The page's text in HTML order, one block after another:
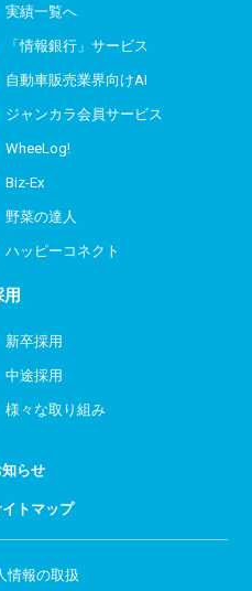
実績一覧へ
「情報銀行」サービス
自動車販売業界向けAI
ジャンカラ会員サービス
WheeLog!
Biz-Ex
野菜の達人
ハッピーコネクト
用
新卒採用
中途採用
様々な取り組み
知らせ
トマップ
情報の取扱